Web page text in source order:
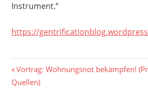
Instrument.“
https://
Beitragsnavigation
Vorheriger
Beitrag:
Vortrag: Wohnungsnot bekämpfen!
Quellen)